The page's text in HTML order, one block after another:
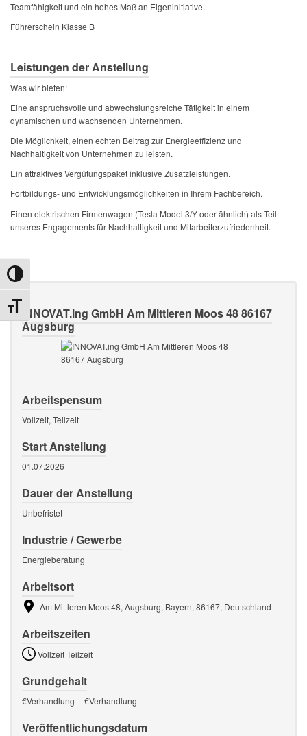
Umschalten auf hohe Kontraste
Schrift vergrößern
Teamfähigkeit und ein hohes Maß an Eigeninitiative.
Führerschein Klasse B
Leistungen der Anstellung
Was wir bieten:
Eine anspruchsvolle und abwechslungsreiche Tätigkeit in einem
dynamischen und wachsenden Unternehmen.
Die Möglichkeit, einen echten Beitrag zur Energieeffizienz und
Nachhaltigkeit von Unternehmen zu leisten.
Ein attraktives Vergütungspaket inklusive Zusatzleistungen.
Fortbildungs- und Entwicklungsmöglichkeiten in Ihrem Fachbereich.
Einen elektrischen Firmenwagen (Tesla Model 3/Y oder ähnlich) als Teil
unseres Engagements für Nachhaltigkeit und Mitarbeiterzufriedenheit.
INNOVAT.ing GmbH Am Mittleren Moos 48 86167
Augsburg
Arbeitspensum
Vollzeit, Teilzeit
Start Anstellung
01.07.2026
Dauer der Anstellung
Unbefristet
Industrie / Gewerbe
Energieberatung
Arbeitsort
Am Mittleren Moos 48, Augsburg, Bayern, 86167, Deutschland
Arbeitszeiten
Vollzeit Teilzeit
Grundgehalt
€Verhandlung - €Verhandlung
Veröffentlichungsdatum